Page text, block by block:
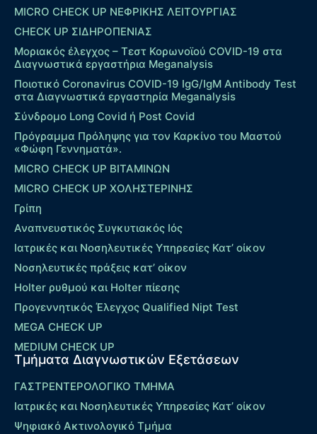
MICRO CHECK UP ΝΕΦΡΙΚΗΣ ΛΕΙΤΟΥΡΓΙΑΣ
CHECK UP ΣΙΔΗΡΟΠΕΝΙΑΣ
Μοριακός έλεγχος – Τεστ Κορωνοϊού COVID-19 στα
Διαγνωστικά εργαστήρια Meganalysis
Ποιοτικό Coronavirus COVID-19 IgG/IgM Antibody Test
στα Διαγνωστικά εργαστηρία Meganalysis
Σύνδρομο Long Covid ή Post Covid
Πρόγραμμα Πρόληψης για τον Καρκίνο του Μαστού
«Φώφη Γεννηματά».
MICRO CHECK UP ΒΙΤΑΜΙΝΩΝ
MICRO CHECK UP ΧΟΛΗΣΤΕΡΙΝΗΣ
Γρίπη
Αναπνευστικός Συγκυτιακός Ιός
Ιατρικές και Νοσηλευτικές Υπηρεσίες Κατ’ οίκον
Νοσηλευτικές πράξεις κατ’ οίκον
Holter ρυθμού και Holter πίεσης
Προγεννητικός Έλεγχος Qualified Nipt Test
MEGA CHECK UP
MEDIUM CHECK UP
Τμήματα Διαγνωστικών Εξετάσεων
ΓΑΣΤΡΕΝΤΕΡΟΛΟΓΙΚΟ ΤΜΗΜΑ
Ιατρικές και Νοσηλευτικές Υπηρεσίες Κατ’ οίκον
Ψηφιακό Ακτινολογικό Τμήμα